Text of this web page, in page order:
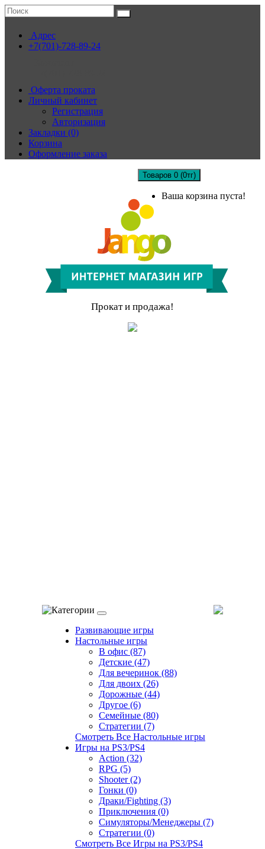
Адрес
+7(701)-728-89-24
Оферта проката
Личный кабинет
Регистрация
Авторизация
Закладки (0)
Корзина
Оформление заказа
Товаров 0 (0тг)
Ваша корзина пуста!
Прокат и продажа!
Категории
Развивающие игры
Настольные игры
В офис (87)
Детские (47)
Для вечеринок (88)
Для двоих (26)
Дорожные (44)
Другое (6)
Семейные (80)
Стратегии (7)
Смотреть Все Настольные игры
Игры на PS3/PS4
Action (32)
RPG (5)
Shooter (2)
Гонки (0)
Драки/Fighting (3)
Приключения (0)
Симуляторы/Менеджеры (7)
Стратегии (0)
Смотреть Все Игры на PS3/PS4